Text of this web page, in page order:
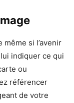
si l’avenir
indiquer ce qui
ou
référencer
de votre